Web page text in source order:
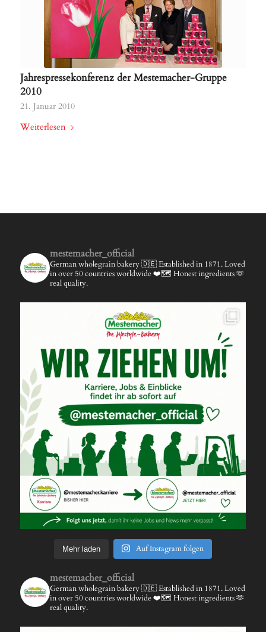
Jahrespressekonferenz der Mestemacher-Gruppe
2010
21. Januar 2010
Weiterlesen
mestemacher_official
German wholegrain bakery 🇩🇪Established in 1871.Loved
in over 50 countries worldwide ❤️🗺️ Honest ingredients 🫶
real quality.
Mehr laden Auf Instagram folgen
mestemacher_official
German wholegrain bakery 🇩🇪Established in 1871.Loved
in over 50 countries worldwide ❤️🗺️ Honest ingredients 🫶
real quality.